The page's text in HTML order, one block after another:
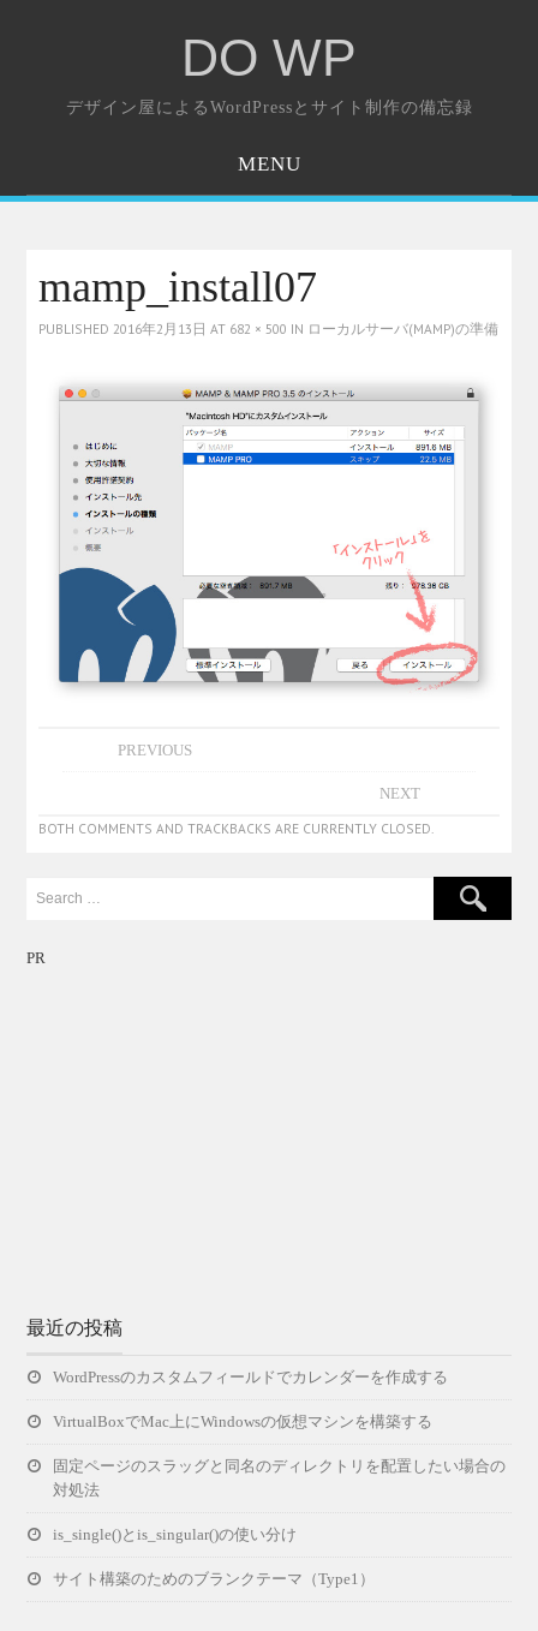
DO WP
デザイン屋によるWordPressとサイト制作の備忘録
MENU
mamp_install07
PUBLISHED2016年2月13日 AT 682 × 500 IN ローカルサーバ(MAMP)の準備
PREVIOUS
NEXT
BOTH COMMENTS AND TRACKBACKS ARE CURRENTLY CLOSED.
PR
最近の投稿
WordPressのカスタムフィールドでカレンダーを作成する
VirtualBoxでMac上にWindowsの仮想マシンを構築する
固定ページのスラッグと同名のディレクトリを配置したい場合の
対処法
is_single()とis_singular()の使い分け
サイト構築のためのブランクテーマ（Type1）